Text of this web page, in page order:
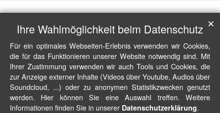
Ihre Wahlmöglichkeit beim Datenschutz
Für ein optimales Webseiten-Erlebnis verwenden wir Cookies,
die für das Funktionieren unserer Website notwendig sind. Mit
Ihrer Zustimmung verwenden wir auch Tools und Cookies, die
zur Anzeige externer Inhalte (Videos über Youtube, Audios über
Soundcloud, ...) oder zu anonymen Statistikzwecken genutzt
werden. Hier können Sie eine Auswahl treffen. Weitere
Informationen finden Sie in unserer Datenschutzerklärung.
✕